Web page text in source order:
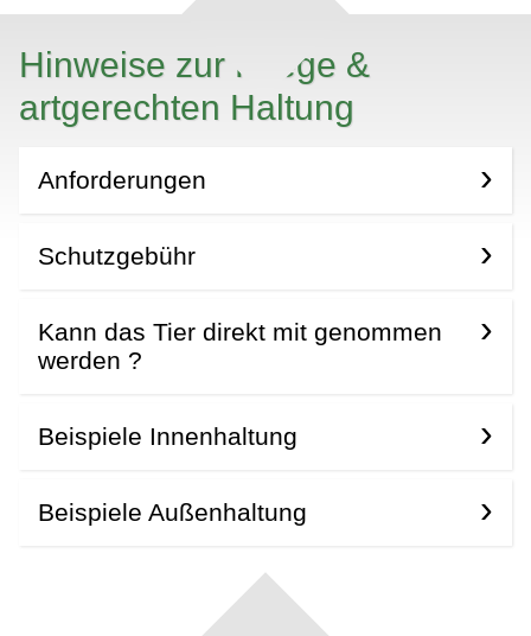
Hinweise zur Pflege &
artgerechten Haltung
Anforderungen
Schutzgebühr
Kann das Tier direkt mit genommen
werden ?
Beispiele Innenhaltung
Beispiele Außenhaltung